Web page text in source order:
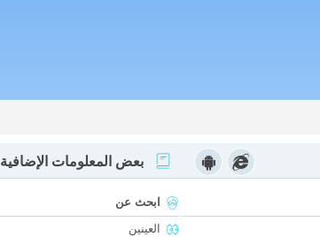
بعض المعلومات الإضافية
ابحث عن
العينين